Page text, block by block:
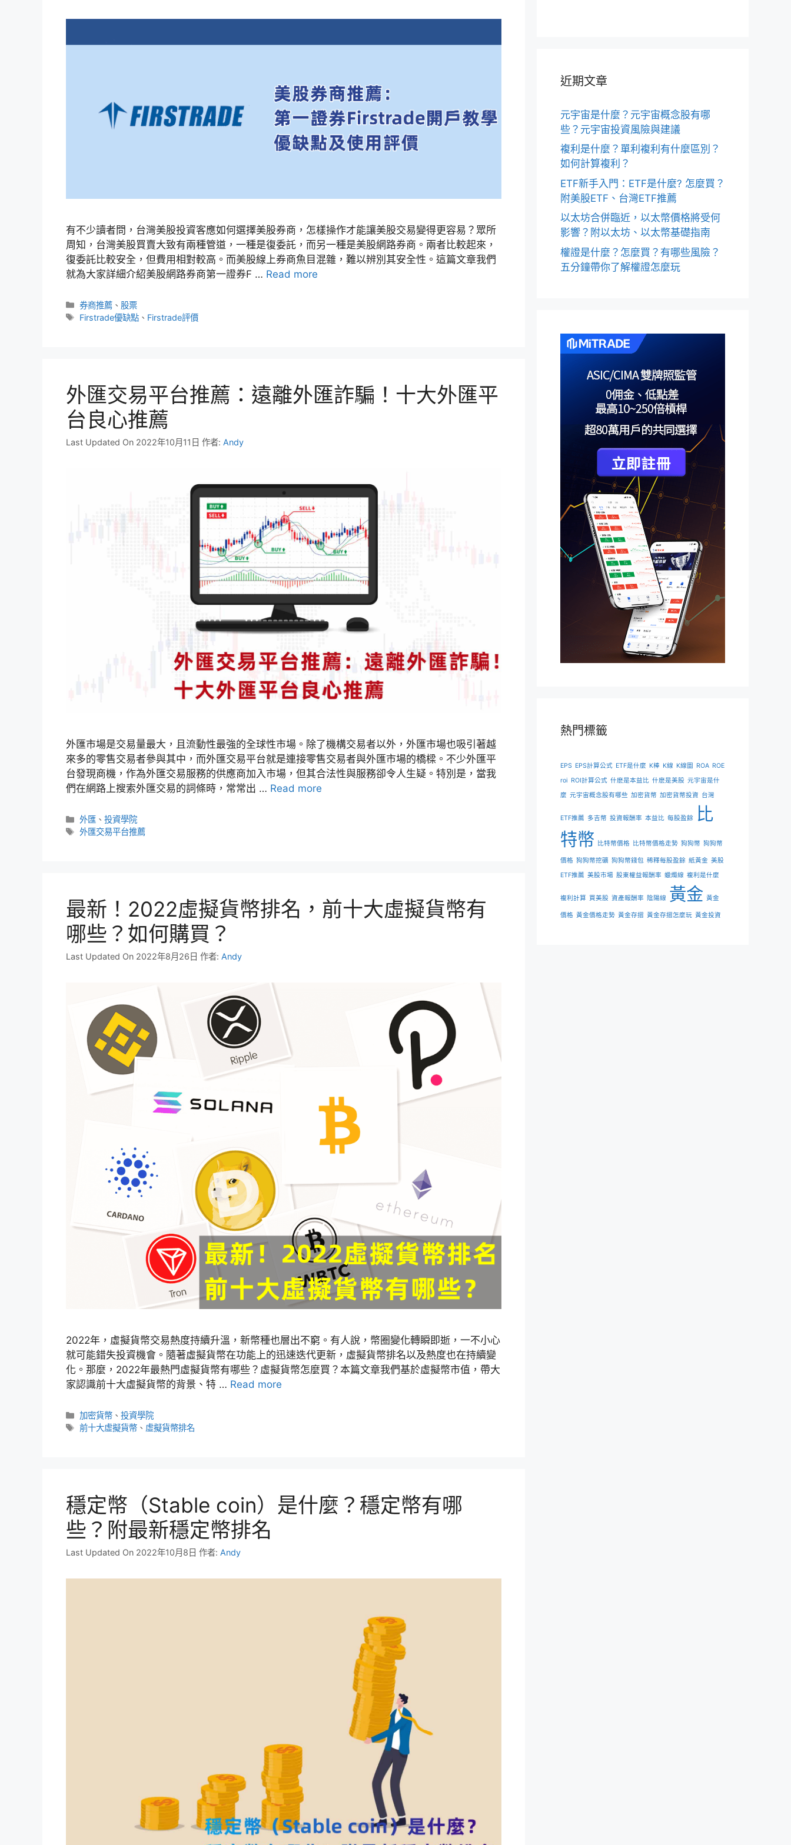
有不少讀者問，台灣美股投資客應如何選擇美股券商，怎樣操作才能讓美股交易變得更容易？眾所
周知，台灣美股買賣大致有兩種管道，一種是復委託，而另一種是美股網路券商。兩者比較起來，
復委託比較安全，但費用相對較高。而美股線上券商魚目混雜，難以辨別其安全性。這篇文章我們
就為大家詳細介紹美股網路券商第一證券F … Read more
分
類
券商推薦 、 股票
標
Firstrade優缺點 、 Firstrade評價
外匯交易平台推薦：遠離外匯詐騙！十大外匯平
台良心推薦
Last Updated On 2022年10月11日 作者: Andy
外匯市場是交易量最大，且流動性最強的全球性市場。除了機構交易者以外，外匯市場也吸引著越
來多的零售交易者參與其中，而外匯交易平台就是連接零售交易者與外匯市場的橋樑。不少外匯平
台發現商機，作為外匯交易服務的供應商加入市場，但其合法性與服務卻令人生疑。特別是，當我
們在網路上搜索外匯交易的詞條時，常常出 … Read more
分
類
外匯 、投資學院
標
外匯交易平台推薦
最新！2022虛擬貨幣排名，前十大虛擬貨幣有
哪些？如何購買？
Last Updated On 2022年8月26日 作者: Andy
2022年，虛擬貨幣交易熱度持續升溫，新幣種也層出不窮。有人說，幣圈變化轉瞬即逝，一不小心
就可能錯失投資機會。隨著虛擬貨幣在功能上的迅速迭代更新，虛擬貨幣排名以及熱度也在持續變
化。那麼，2022年最熱門虛擬貨幣有哪些？虛擬貨幣怎麼買？本篇文章我們基於虛擬幣市值，帶大
家認識前十大虛擬貨幣的背景、特 … Read more
分
類
加密貨幣 、投資學院
標
前十大虛擬貨幣 、 虛擬貨幣排名
穩定幣（Stable coin）是什麼？穩定幣有哪
些？附最新穩定幣排名
Last Updated On 2022年10月8日 作者: Andy
近期文章
元宇宙是什麼？元宇宙概念股有哪
些？元宇宙投資風險與建議
複利是什麼？單利複利有什麼區別？
如何計算複利？
ETF新手入門：ETF是什麼? 怎麼買？
附美股ETF、台灣ETF推薦
以太坊合併臨近，以太幣價格將受何
影響？附以太坊、以太幣基礎指南
權證是什麼？怎麼買？有哪些風險？
五分鐘帶你了解權證怎麼玩
熱門標籤
EPS EPS計算公式 ETF是什麼 K棒 K線 K線圖 ROA ROE
roi ROI計算公式 什麽是本益比 什麽是美股 元宇宙是什
麼 元宇宙概念股有哪些 加密貨幣 加密貨幣投資 台灣
ETF推薦 多吉幣 投資報酬率 本益比 每股盈餘
比
特幣 比特幣價格 比特幣價格走勢 狗狗幣 狗狗幣
價格 狗狗幣挖礦 狗狗幣錢包 稀釋每股盈餘 紙黃金 美股
ETF推薦 美股市場 股東權益報酬率 蠟燭線 複利是什麼
複利計算 買美股 資產報酬率 陰陽線 黃金 黃金
價格 黃金價格走勢 黃金存摺 黃金存摺怎麼玩 黃金投資